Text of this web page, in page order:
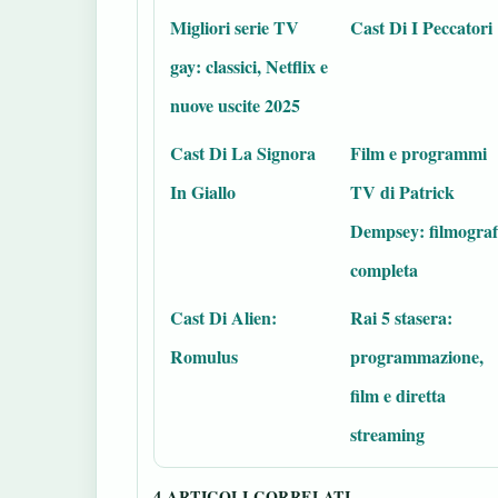
Migliori serie TV
gay: classici, Netflix e
nuove uscite 2025
Cast Di I Peccatori
Cast Di La Signora
In Giallo
Film e programmi
TV di Patrick
Dempsey:
completa
Cast Di Alien:
Romulus
Rai 5 stasera:
programmazione,
film e diretta
streaming